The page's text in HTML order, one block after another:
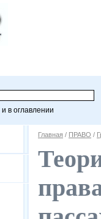
и в оглавлении
Главная / ПРАВО /